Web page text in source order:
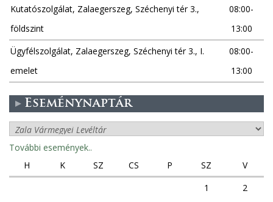
Kutatószolgálat, Zalaegerszeg, Széchenyi tér 3.,
földszint
08:00-
13:00
Ügyfélszolgálat, Zalaegerszeg, Széchenyi tér 3., I.
emelet
08:00-
13:00
Eseménynaptár
További események..
H
K SZ CS P SZ
V
1
2